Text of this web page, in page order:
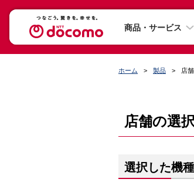
商品・サービス
ホーム 製品 店
店舗の選択
選択した機